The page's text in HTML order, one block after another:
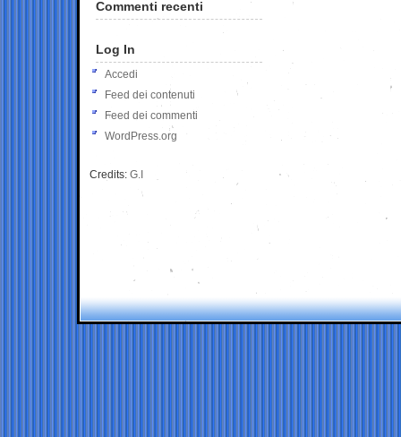
Commenti recenti
Log In
Accedi
Feed dei contenuti
Feed dei commenti
WordPress.org
Credits: G.I